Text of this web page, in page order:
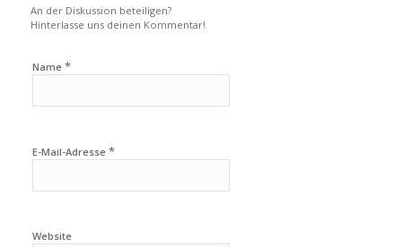
An der Diskussion beteiligen?
Hinterlasse uns deinen Kommentar!
Name *
E-Mail-Adresse *
Website